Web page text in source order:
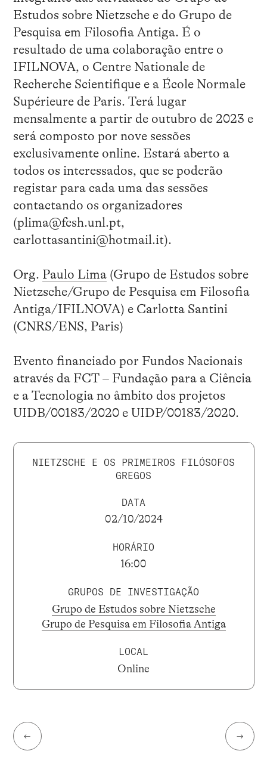
Estudos sobre Nietzsche e do Grupo de
Pesquisa em Filosofia Antiga. É o
resultado de uma colaboração entre o
IFILNOVA, o Centre Nationale de
Recherche Scientifique e a École Normale
Supérieure de Paris. Terá lugar
mensalmente a partir de outubro de 2023 e
será composto por nove sessões
exclusivamente online. Estará aberto a
todos os interessados, que se poderão
registar para cada uma das sessões
contactando os organizadores
(plima@fcsh.unl.pt,
carlottasantini@hotmail.it).
Org. Paulo Lima(Grupo de Estudos sobre
Nietzsche/Grupo de Pesquisa em Filosofia
Antiga/IFILNOVA) e Carlotta Santini
(CNRS/ENS, Paris)
Evento financiado por Fundos Nacionais
através da FCT – Fundação para a Ciência
e a Tecnologia no âmbito dos projetos
UIDB/00183/2020 e UIDP/00183/2020.
NIETZSCHE E OS PRIMEIROS FILÓSOFOS
GREGOS
DATA
02/10/2024
HORÁRIO
16:00
GRUPOS DE INVESTIGAÇÃO
Grupo de Estudos sobre Nietzsche
Grupo de Pesquisa em Filosofia Antiga
LOCAL
Online
← →